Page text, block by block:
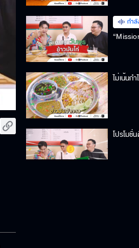
กำลั
ไม่เน้นก
โปรโมชั่